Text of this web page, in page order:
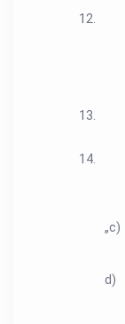
12.
13.
14.
„c)
d)